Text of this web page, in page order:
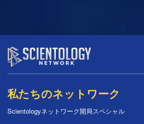
私たちのネットワーク
Scientologyネットワーク開局スペシャル